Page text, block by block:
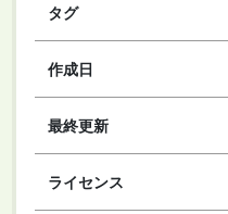
タグ
作成日
最終更新
ライセンス